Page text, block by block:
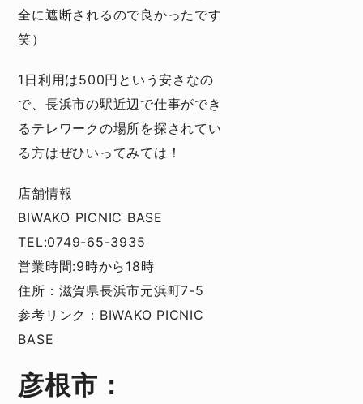
全に遮断されるので良かったです
笑）
1日利用は500円という安さなの
で、長浜市の駅近辺で仕事ができ
るテレワークの場所を探されてい
る方はぜひいってみては！
店舗情報
BIWAKO PICNIC BASE
TEL:0749-65-3935
営業時間:9時から18時
住所：滋賀県長浜市元浜町7-5
参考リンク： BIWAKO PICNIC
BASE
彦根市：